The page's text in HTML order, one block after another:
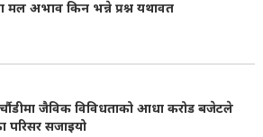
मल अभाव किन भन्ने प्रश्न यथावत
जैविक विविधताको आधा करोड बजेटले
परिसर सजाइयो